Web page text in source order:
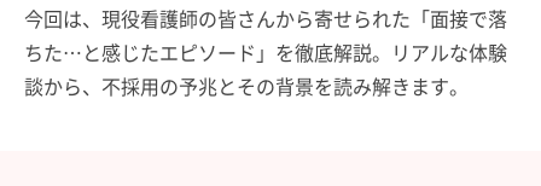
今回は、現役看護師の皆さんから寄せられた「面接で落
ちた…と感じたエピソード」を徹底解説。リアルな体験
談から、不採用の予兆とその背景を読み解きます。